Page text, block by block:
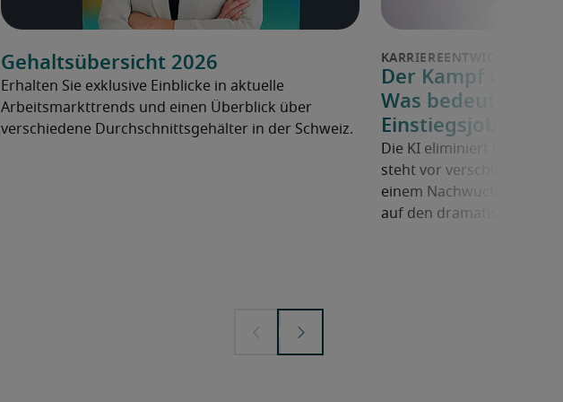
Gehaltsübersicht 2026
Erhalten Sie exklusive Einblicke in aktuelle
Arbeitsmarkttrends und einen Überblick über
verschiedene Durchschnittsgehälter in der Schweiz.
Der Kampf um
Was bedeutet KI
Einstiegsjobs der
Die KI eliminiert
steht vor verschlossenen
einem Nachwuchstalent-
auf den dramatischen